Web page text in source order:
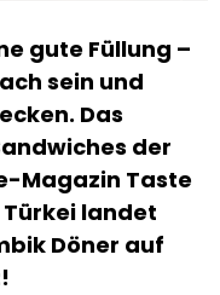
gute Füllung –
sein und
Das
der
Magazin Taste
landet
Döner auf